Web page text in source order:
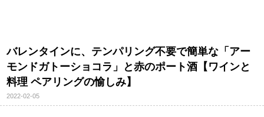
バレンタインに、テンパリング不要で簡単な「アー
モンドガトーショコラ」と赤のポート酒【ワインと
料理 ペアリングの愉しみ】
2022-02-05